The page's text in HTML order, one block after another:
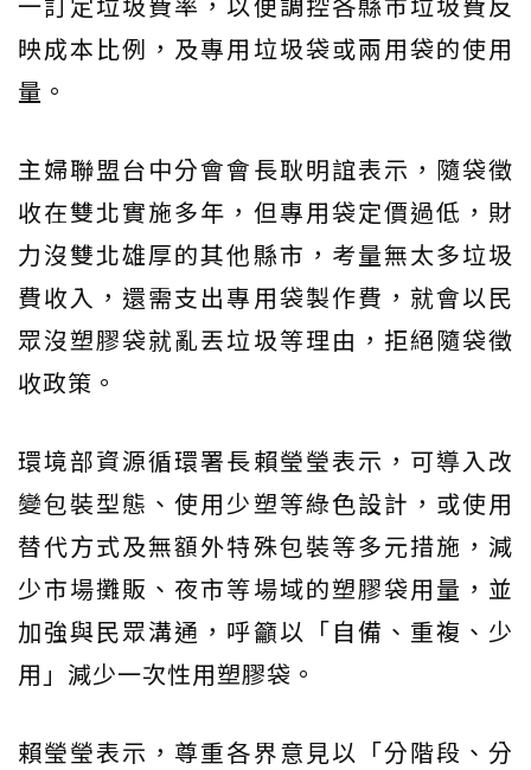
映成本比例，及專用垃圾袋或兩用袋的使用
量。
主婦聯盟台中分會會長耿明誼表示，隨袋徵
收在雙北實施多年，但專用袋定價過低，財
力沒雙北雄厚的其他縣市，考量無太多垃圾
費收入，還需支出專用袋製作費，就會以民
眾沒塑膠袋就亂丟垃圾等理由，拒絕隨袋徵
收政策。
環境部資源循環署長賴瑩瑩表示，可導入改
變包裝型態、使用少塑等綠色設計，或使用
替代方式及無額外特殊包裝等多元措施，減
少市場攤販、夜市等場域的塑膠袋用量，並
加強與民眾溝通，呼籲以「自備、重複、少
用」減少一次性用塑膠袋。
賴瑩瑩表示，尊重各界意見以「分階段、分